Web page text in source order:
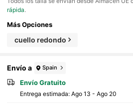
rápida.
Más Opciones
cuello redondo
Envío a Spain
Envío Gratuito
Entrega estimada: Ago 13 - Ago 20